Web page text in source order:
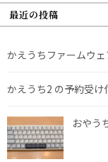
最近の投稿
かえうちファームウ
かえうち2 の予約受
おやう